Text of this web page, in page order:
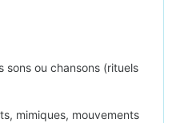
sons ou chansons (rituels
mimiques, mouvements